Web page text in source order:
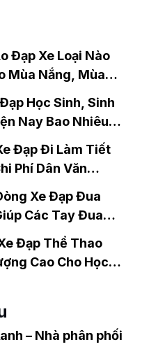
Đạp Xe Loại Nào
Mùa Nắng, Mùa
Học Sinh, Sinh
Nay Bao Nhiêu?
Đạp Đi Làm Tiết
Phí Dân Văn
Xe Đạp Đua
Các Tay Đua
Đỉnh Cao
Đạp Thể Thao
Cao Cho Học
– Nhà phân phối